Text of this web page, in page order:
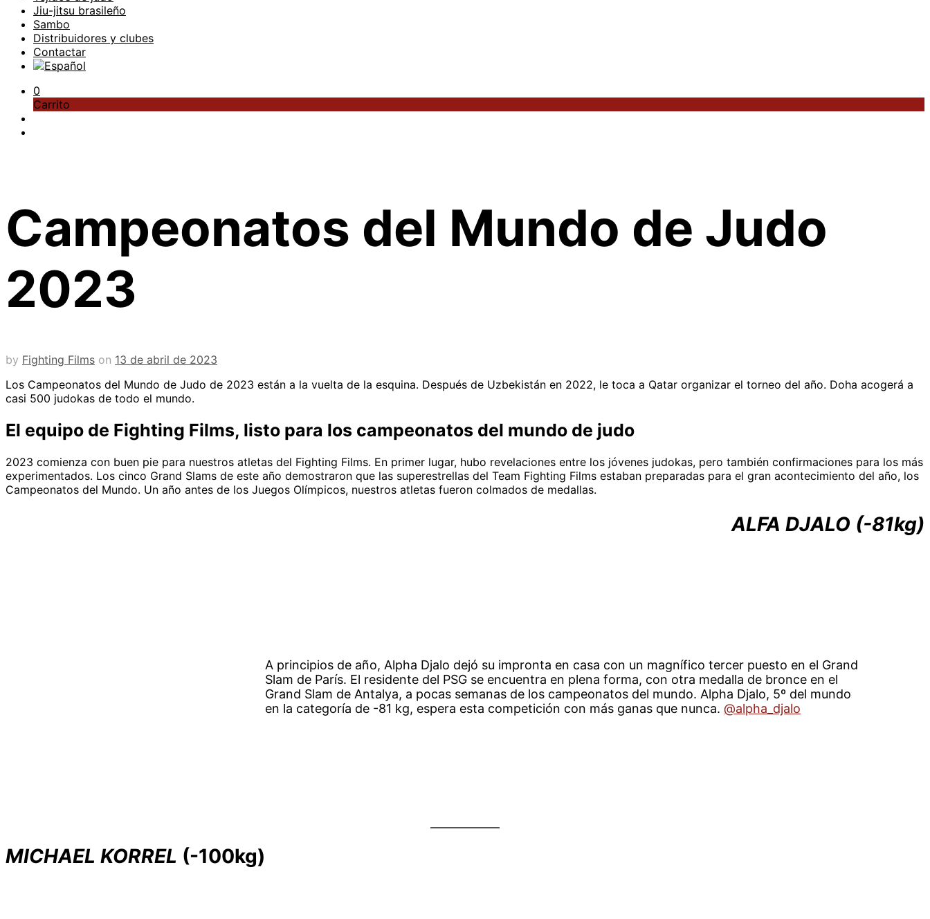
Jiu-jitsu brasileño
Sambo
Distribuidores y clubes
Contactar
0
Carrito
Campeonatos del Mundo de Judo
2023
by Fighting Films on 13 de abril de 2023
Los Campeonatos del Mundo de Judo de 2023 están a la vuelta de la esquina. Después de Uzbekistán en 2022, le toca a Qatar organizar el torneo del año. Doha acogerá a
casi 500 judokas de todo el mundo.
El equipo de Fighting Films, listo para los campeonatos del mundo de judo
2023 comienza con buen pie para nuestros atletas del Fighting Films. En primer lugar, hubo revelaciones entre los jóvenes judokas, pero también confirmaciones para los más
experimentados. Los cinco Grand Slams de este año demostraron que las superestrellas del Team Fighting Films estaban preparadas para el gran acontecimiento del año, los
Campeonatos del Mundo. Un año antes de los Juegos Olímpicos, nuestros atletas fueron colmados de medallas.
ALFA DJALO (-81kg)
A principios de año, Alpha Djalo dejó su impronta en casa con un magnífico tercer puesto en el Grand
Slam de París. El residente del PSG se encuentra en plena forma, con otra medalla de bronce en el
Grand Slam de Antalya, a pocas semanas de los campeonatos del mundo. Alpha Djalo, 5º del mundo
en la categoría de -81 kg, espera esta competición con más ganas que nunca.@alpha_djalo
MICHAEL KORREL (-100kg)